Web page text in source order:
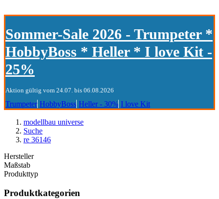
Sommer-Sale 2026 - Trumpeter *
HobbyBoss * Heller * I love Kit -
25%
Aktion gültig vom 24.07. bis 06.08.2026
Trumpeter HobbyBoss Heller - 30% I love Kit
modellbau universe
Suche
re 36146
Hersteller
Maßstab
Produkttyp
Produktkategorien